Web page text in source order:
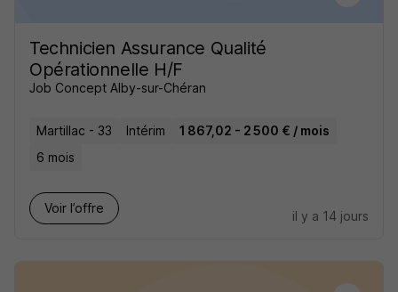
Technicien Assurance Qualité
Opérationnelle H/F
Job Concept Alby-sur-Chéran
Martillac - 33 Intérim
1 867,02 - 2 500 € / mois
6 mois
Voir l’offre
il y a 14 jours